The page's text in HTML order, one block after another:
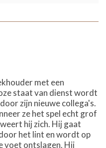
met een
staat van dienst wordt
zijn nieuwe collega's.
ze het spel echt grof
hij zich. Hij gaat
het lint en wordt op
voet ontslagen. Hij